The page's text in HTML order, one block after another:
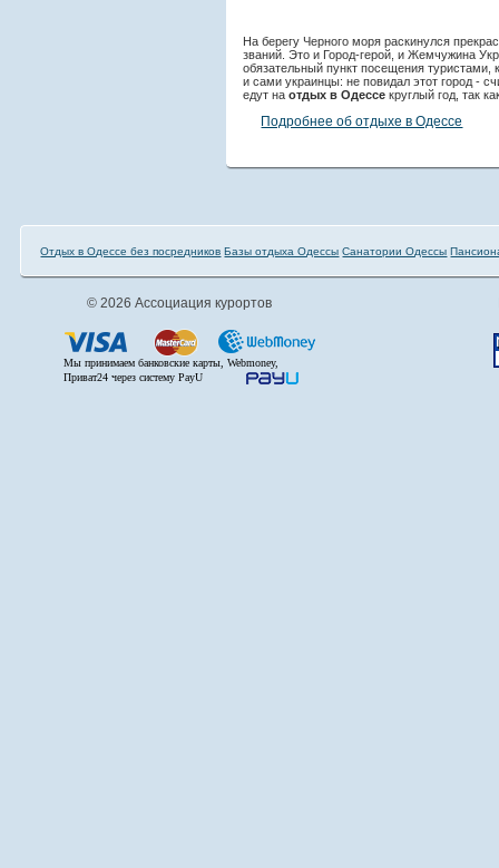
На берегу Черного моря раскинулся
званий. Это и Город-герой, и Жемчужина
обязательный пункт посещения
и сами украинцы: не повидал этот город -
едут наотдых в Одессе круглый год, так
Подробнее об отдыхе в Одессе
Отдых в Одессе без посредников Базы отдыха Одессы Санатории Одессы
© 2026 Ассоциация курортов
Мы принимаем банковские карты, Webmoney,
Приват24 через систему PayU